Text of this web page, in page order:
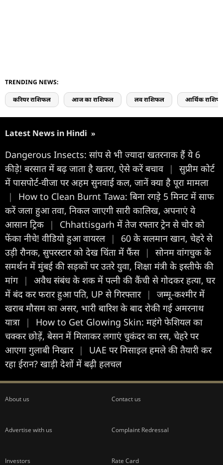
TRENDING NEWS:
करियर राशिफल आज का राशिफल लव राशिफल आर्थिक
Latest News in Hindi »
Dangerous Insects: सांप से भी ज्यादा खतरनाक हैं ये 6
कीड़े! बरसात में बढ़ जाता है खतरा, ऐसे करें बचाव |
सुप्रीम कोर्ट
में पासपोर्ट-वीजा पर अहम सुनवाई कल, जानें क्या है पूरा मामला
|
How to Clean Burnt Tawa: बिना रगड़े 5 मिनट में साफ
करें जला हुआ तवा, निकल जाएगी सारी कालिख, अपनाएं ये
आसान ट्रिक
|
Chhattisgarh में तेज रफ्तार ट्रेन से चोर को
फेंका नीचे! वीडियो हुआ वायरल |
60 के सलमान खान, चेहरे से
उड़ी रौनक, सुपरस्टार को देख चिंता में फैंस |
सोनम वांगचुक के
समर्थन में मुंबई की सड़कों पर उतरे युवा, शिक्षा मंत्री के इस्तीफे की
मांग |
अवैध संबंध के शक में पत्नी की कैंची से गोदकर हत्या, घर
में बंद कर फरार हुआ पति, UP से गिरफ्तार |
जम्मू-कश्मीर में
खराब मौसम का असर, भारी बारिश के बाद रोकी गई अमरनाथ
यात्रा
|
How to Get Glowing Skin: महंगे फेशियल का
चक्कर छोड़ें, बेसन में मिलाकर लगाएं चुकंदर का रस, चेहरे पर
आएगा गुलाबी निखार |
UAE पर मिसाइल हमले की तैयारी कर
रहा ईरान? खाड़ी देशों में बढ़ी हलचल
About us Contact us
Advertise with us Complaint Redressal
Investors Rate Card